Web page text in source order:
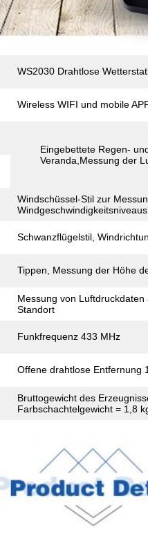
WS2030 Drahtlose
Wireless WIFI und mobile
Eingebettete Regen-
Veranda,Messung der
Windschüssel-Stil zur
Windgeschwindigkeitsniveaus
Schwanzflügelstil,
Tippen, Messung der Höhe
Messung von
Standort
Funkfrequenz 433 MHz
Offene drahtlose Entfernung
Bruttogewicht des
Farbschachtelgewicht = 1,8